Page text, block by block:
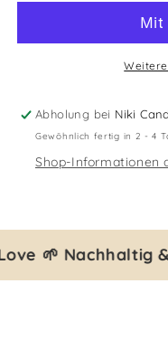
–
Kette
–
Abholung bei Niki
Gewöhnlich fertig in 2 - 4
Shop-Informationen
🌱 Nachhaltig